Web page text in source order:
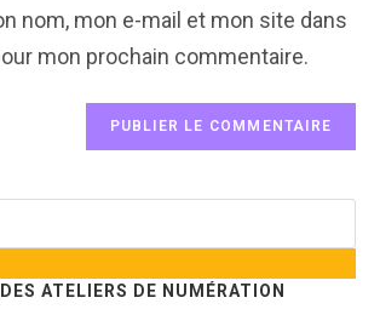
nom, mon e-mail et mon site dans
mon prochain commentaire.
ATELIERS DE NUMÉRATION